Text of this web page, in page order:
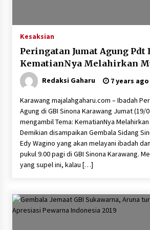
Kesaksian
Peringatan Jumat Agung Pdt
KematianNya Melahirkan
Redaksi Gaharu 7 years ago
Karawang majalahgaharu.com – Ibadah
Agung di GBI Sinona Karawang Jumat (19/
mengambil Tema: KematianNya
Demikian disampaikan Gembala Sidang
Edy Wagino yang akan melayani ibadah
pukul 9.00 pagi di GBI Sinona Karawang.
yang supel ini, kalau […]